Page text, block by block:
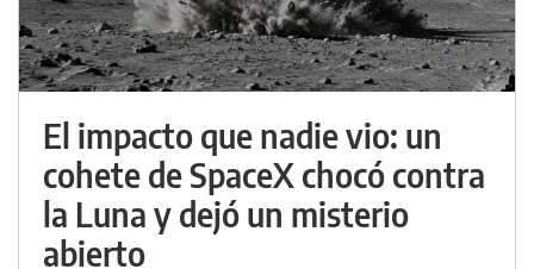
El impacto que nadie vio: un
cohete de SpaceX chocó contra
la Luna y dejó un misterio
abierto